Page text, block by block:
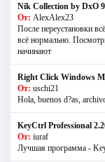
Nik Collection by DxO
От: AlexAlex23
После переустановки
всё нормально.
начинают
Right Click Windows
От: uschi21
Hola, buenos d?as,
KeyCtrl Professional
От: iuraf
Лучшая программа -